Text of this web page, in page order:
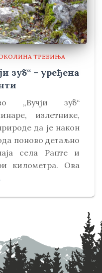
ТРЕБИЊА
зуб“ – уређена
„Вучји зуб“
излетнике,
да је након
поново детаљно
села Рапте и
километра. Ова